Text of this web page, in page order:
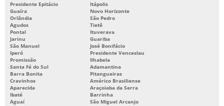
Presidente Epitácio
Itápolis
Guaíra
Novo Horizonte
Orlândia
São Pedro
Agudos
Tietê
Pontal
Ituverava
Jarinu
Guariba
São Manuel
José Bonifácio
Iperó
Presidente Venceslau
Promissão
Ilhabela
Santa Fé do Sul
Adamantina
Barra Bonita
Pitangueiras
Cravinhos
Américo Brasiliense
Aparecida
Araçoiaba da Serra
Ibaté
Barrinha
Aguaí
São Miguel Arcanjo